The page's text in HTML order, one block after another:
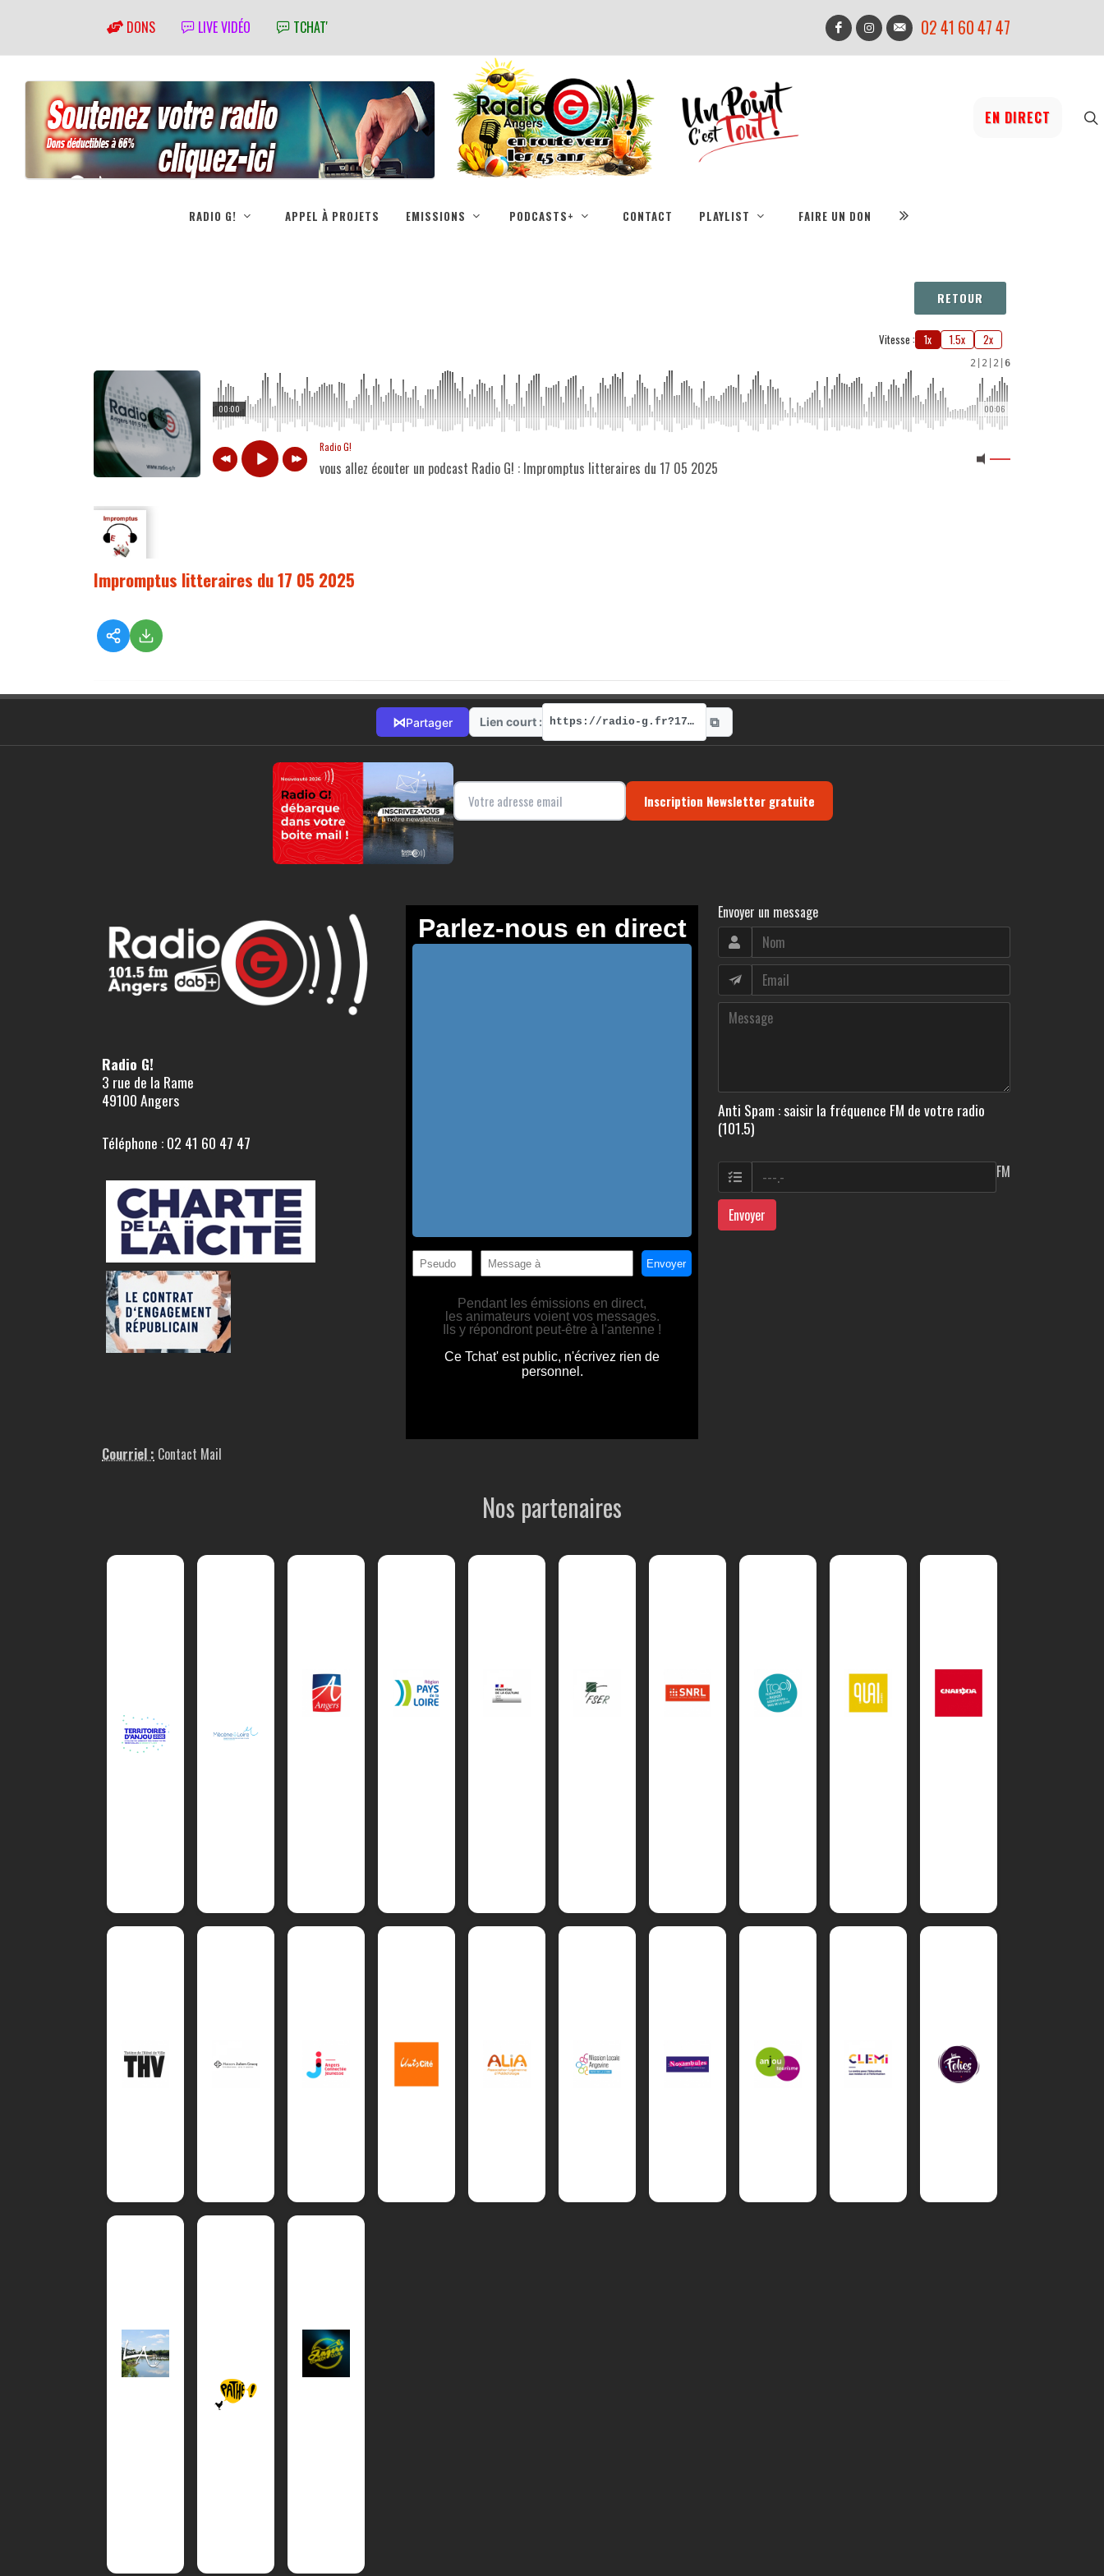
DONS LIVE VIDÉO TCHAT' 02 41 60 47 47
EN DIRECT
RADIO G! APPEL À PROJETS EMISSIONS PODCASTS+ CONTACT PLAYLIST FAIRE UN DON
RETOUR
Vitesse : 1x 1.5x 2x
2 2 2 6
00:06
00:00
Radio G!
vous allez écouter un podcast Radio G! : Impromptus litteraires du 17 05 2025
Impromptus litteraires du 17 05 2025
⋈Partager Lien court : https://radio-g.fr?17705 ⧉
Inscription Newsletter gratuite
Radio G!
3 rue de la Rame
49100 Angers
Téléphone : 02 41 60 47 47
Courriel : Contact Mail
Envoyer un message
Anti Spam : saisir la fréquence FM de votre radio
(101.5)
FM
Envoyer
Nos partenaires